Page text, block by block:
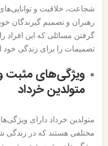
شجاعت، خلاقیت و
رهبران و تصمیم گیرندگان
گرفتن مسائلی که این افراد
تصمیمات را برای زندگی خود
ویژگی‌های
متولدین خرداد
متولدین خرداد دارای
مختلفی هستند که در زندگی